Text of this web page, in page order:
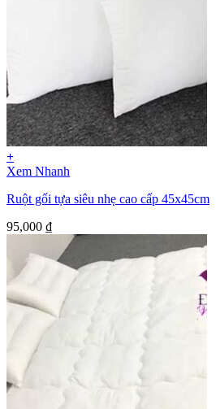
+
Xem Nhanh
Ruột gối tựa siêu nhẹ cao cấp 45x45cm
95,000 ₫